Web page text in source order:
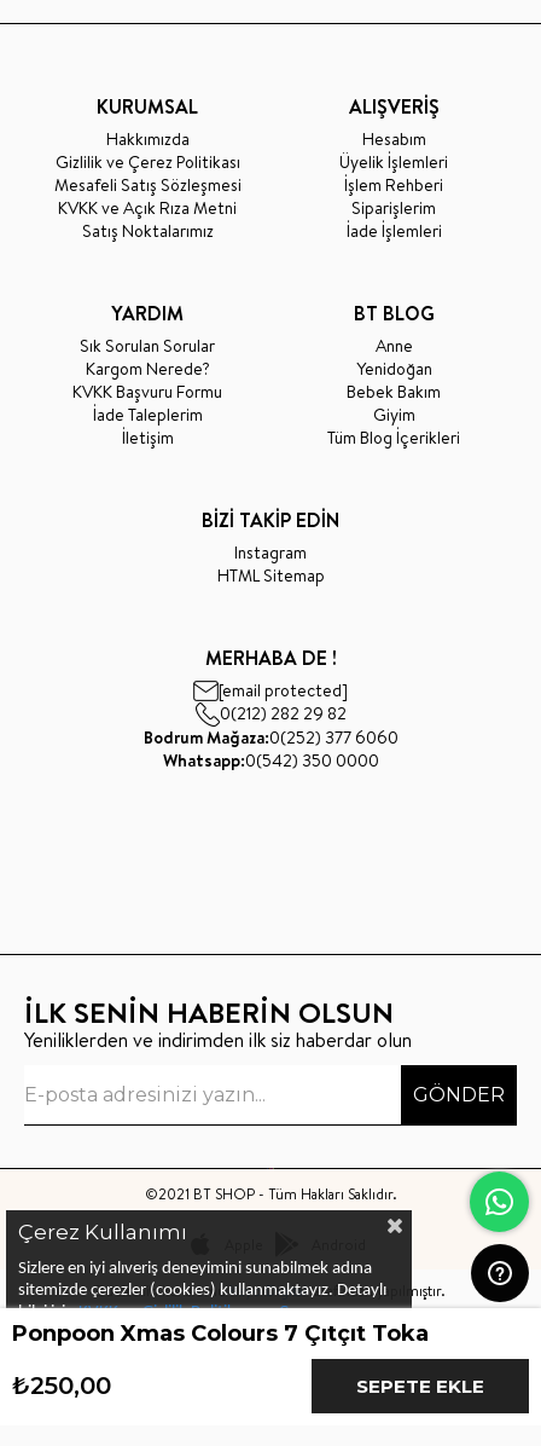
KURUMSAL
Hakkımızda
Gizlilik ve Çerez Politikası
Mesafeli Satış Sözleşmesi
KVKK ve Açık Rıza Metni
Satış Noktalarımız
ALIŞVERİŞ
Hesabım
Üyelik İşlemleri
İşlem Rehberi
Siparişlerim
İade İşlemleri
YARDIM
Sık Sorulan Sorular
Kargom Nerede?
KVKK Başvuru Formu
İade Taleplerim
İletişim
BT BLOG
Anne
Yenidoğan
Bebek Bakım
Giyim
Tüm Blog İçerikleri
BİZİ TAKİP EDİN
Instagram
HTML Sitemap
MERHABA DE !
[email protected]
0(212) 282 29 82
Bodrum Mağaza:0(252) 377 6060
Whatsapp:0(542) 350 0000
İLK SENİN HABERİN OLSUN
Yeniliklerden ve indirimden ilk siz haberdar olun
GÖNDER
©2021 BT SHOP - Tüm Hakları Saklıdır.
Bu sitenin kurulumuKeyo Digitaltarafından yapılmıştır.
Çerez Kullanımı
Sizlere en iyi alıveriş deneyimini sunabilmek adına
sitemizde çerezler (cookies) kullanmaktayız. Detaylı
bilgi için KVKK ve Gizlilik Politikası veÇerez
Politikalarını inceleyebilirsiniz
Ponpoon Xmas Colours 7 Çıtçıt Toka
₺250,00